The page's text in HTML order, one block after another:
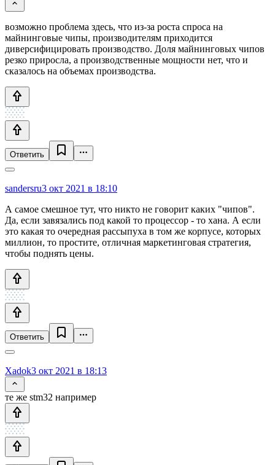
возможно проблема здесь, что из-за роста спроса на
майнинговые чипы, производителям приходится
диверсифицировать производство. Доля майнинговых чипов
резко приросла, а производственные мощности нет, что и
сказалось на объемах производства.
Ответить
sandersru3 окт 2021 в 18:10
А самое смешное тут, что никто не говорит каких "чипов".
Да, если завязались под какой то процессор - то хана. А если
это какая то очередная рассыпуха в том же корпусе, которых
миллион, то простите, отличная маркетинговая стратегия,
чтобы поднять цены.
Ответить
Xadok3 окт 2021 в 18:13
те же stm32 например